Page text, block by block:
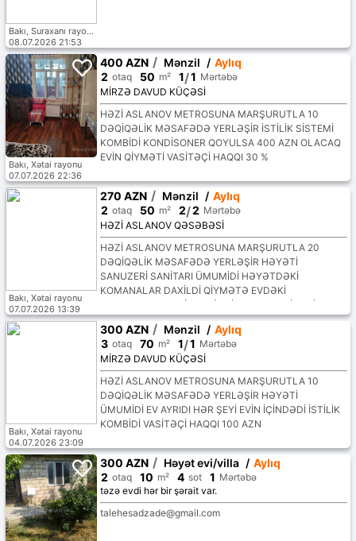
Bakı, Suraxanı rayonu
08.07.2026 21:53
Bakı, Xətai rayonu
07.07.2026 22:36
400 AZN / Mənzil / Aylıq
2 otaq 50 m² 1/1 Mərtəbə
MİRZƏ DAVUD KÜÇƏSİ
HƏZİ ASLANOV METROSUNA MARŞURUTLA 10
DƏQİQƏLİK MƏSAFƏDƏ YERLƏŞİR İSTİLİK SİSTEMİ
KOMBİDİ KONDİSONER QOYULSA 400 AZN OLACAQ
EVİN QİYMƏTİ VASİTƏÇİ HAQQI 30 %
Bakı, Xətai rayonu
07.07.2026 13:39
270 AZN / Mənzil / Aylıq
2 otaq 50 m² 2/2 Mərtəbə
HƏZİ ASLANOV QƏSƏBƏSİ
HƏZİ ASLANOV METROSUNA MARŞURUTLA 20
DƏQİQƏLİK MƏSAFƏDƏ YERLƏŞİR HƏYƏTİ
SANUZERİ SANİTARI ÜMUMİDİ HƏYƏTDƏKİ
KOMANALAR DAXİLDİ QİYMƏTƏ EVDƏKİ
HAQQI 100 AZN
Bakı, Xətai rayonu
04.07.2026 23:09
300 AZN / Mənzil / Aylıq
3 otaq 70 m² 1/1 Mərtəbə
MİRZƏ DAVUD KÜÇƏSİ
HƏZİ ASLANOV METROSUNA MARŞURUTLA 10
DƏQİQƏLİK MƏSAFƏDƏ YERLƏŞİR HƏYƏTİ
ÜMUMİDİ EV AYRIDI HƏR ŞEYİ EVİN İÇİNDƏDİ İSTİLİK
KOMBİDİ VASİTƏÇİ HAQQI 100 AZN
300 AZN / Həyət evi/villa / Aylıq
2 otaq 10 m² 4 sot 1 Mərtəbə
təzə evdi hər bir şərait var.
talehesadzade@gmail.com